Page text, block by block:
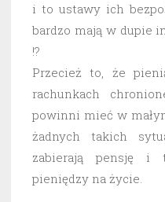
i to ustawy ich
bardzo mają w dupie
!?
Przecież to, że
rachunkach
powinni mieć w
żadnych takich
zabierają pensję i
pieniędzy na życie.